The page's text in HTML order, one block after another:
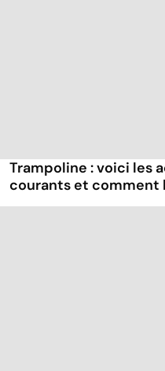
Trampoline : voici les
courants et comment